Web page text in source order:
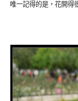
唯一記得的是，花開得